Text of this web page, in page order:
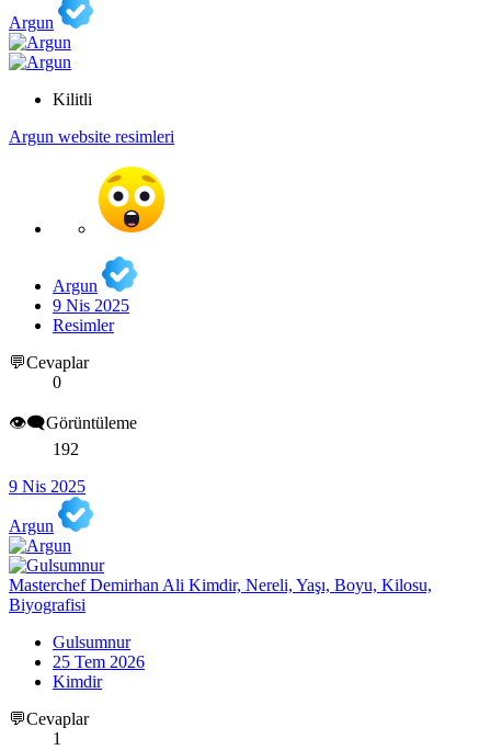
Argun
Kilitli
Argun website resimleri
Argun
9 Nis 2025
Resimler
💬Cevaplar
0
👁️‍🗨️Görüntüleme
192
9 Nis 2025
Argun
Masterchef Demirhan Ali Kimdir, Nereli, Yaşı, Boyu, Kilosu,
Biyografisi
Gulsumnur
25 Tem 2026
Kimdir
💬Cevaplar
1